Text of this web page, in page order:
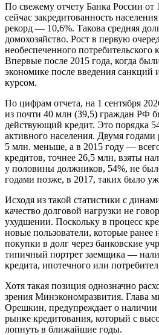
По свежему отчету Банка России от
сейчас закредитованность
рекорд — 10,6%. Такова средняя
домохозяйство. Рост в первую
необеспеченного потребительского
Впервые после 2015 года, когда
экономике после введения
курсом.
По цифрам отчета, на 1 сентября
из почти 40 млн (39,5) граждан РФ
действующий кредит. Это порядка
активного населения. Двумя
5 млн. меньше, а в 2015 году —
кредитов, точнее 26,5 млн, взяты
у половины должников, 54%, не
годами позже, в 2017, таких было
Исходя из такой статистики с
качество долговой нагрузки не
ухудшении. Поскольку в процесс
новые пользователи, которые ранее
покупки в долг через банковские
типичный портрет заемщика —
кредита, ипотечного или
Хотя такая позиция однозначно
зрения Минэкономразвития. Глава
Орешкин, предупреждает о наличии
рынке кредитования, который с
лопнуть в ближайшие годы.